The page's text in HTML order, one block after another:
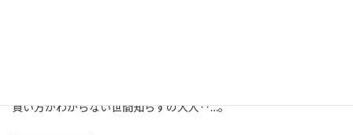
買い方がわからない世間知らずの大人‥…。